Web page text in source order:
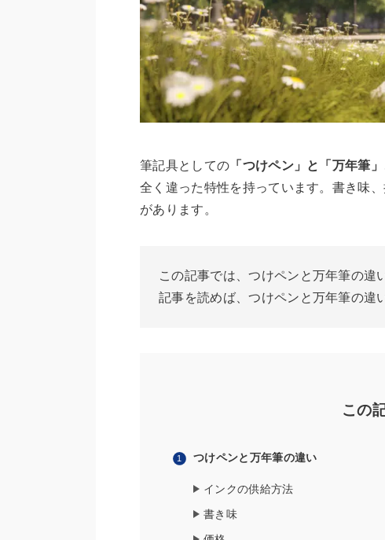
筆記具としての 「つけペン」と「万年筆」
全く違った特性を持っています。書き味
があります。
この記事では、つけペンと万年筆の違
記事を読めば、つけペンと万年筆の違
この
つけペンと万年筆の違い
インクの供給方法
書き味